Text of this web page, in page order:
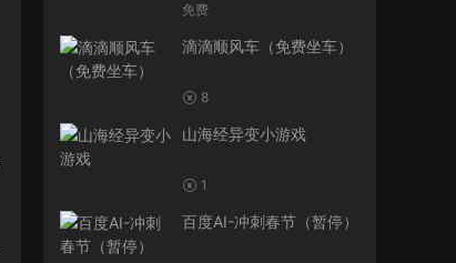
免费
滴滴顺风车（免费坐车）
8
山海经异变小游戏
1
百度AI-冲刺春节（暂停）